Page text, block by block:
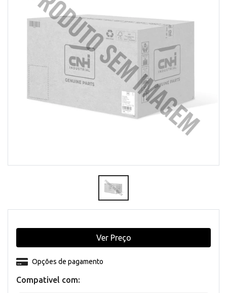
Compativel com:
Opções de pagamento
Ver Preço